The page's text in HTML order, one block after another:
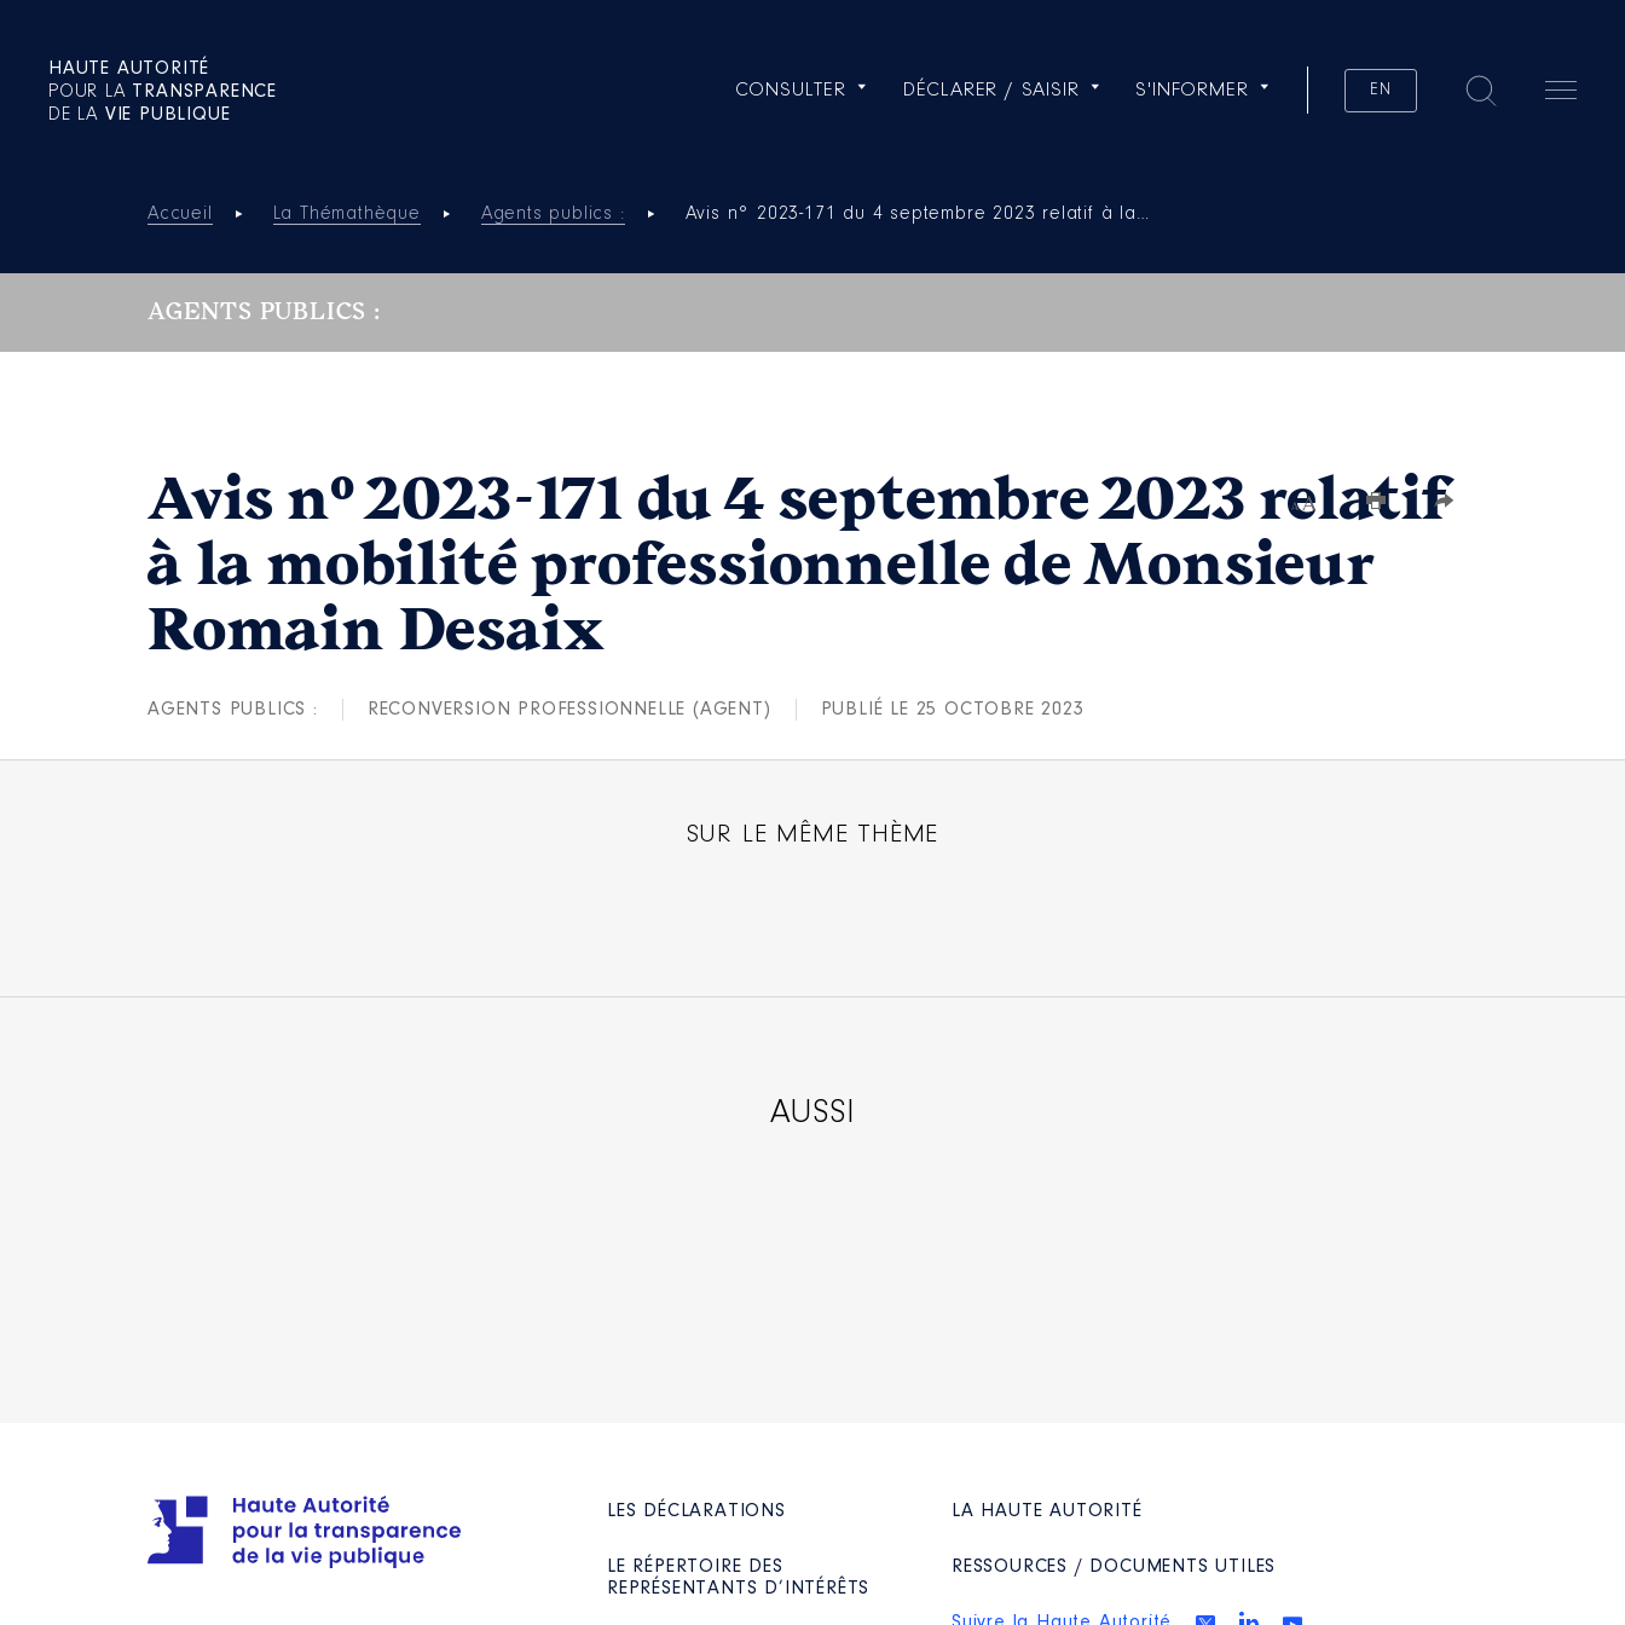
HAUTE AUTORITÉ
POUR LA TRANSPARENCE
DE LA VIE PUBLIQUE
CONSULTER DÉCLARER / SAISIR S'INFORMER EN
Accueil La Thémathèque Agents publics : Avis n° 2023-171 du 4 septembre 2023 relatif à la…
AGENTS PUBLICS :
Avis n° 2023-171 du 4 septembre 2023 relatif
à la mobilité professionnelle de Monsieur
Romain Desaix
AGENTS PUBLICS : RECONVERSION PROFESSIONNELLE (AGENT) PUBLIÉ LE 25 OCTOBRE 2023
SUR LE MÊME THÈME
AUSSI
LES DÉCLARATIONS
LE RÉPERTOIRE DES
REPRÉSENTANTS D’INTÉRÊTS
LA HAUTE AUTORITÉ
RESSOURCES / DOCUMENTS UTILES